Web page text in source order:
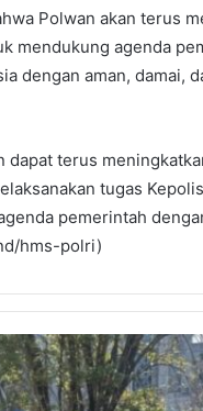
Polwan akan terus
mendukung agenda
dengan aman, damai,
dapat terus
tugas
pemerintah
hms-polri)